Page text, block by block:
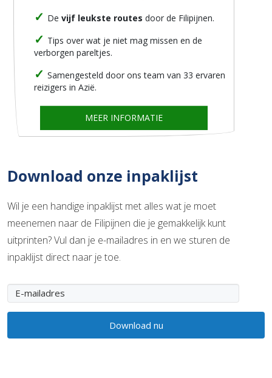
De vijf leukste routes door de Filipijnen.
Tips over wat je niet mag missen en de
verborgen pareltjes.
Samengesteld door ons team van 33 ervaren
reizigers in Azië.
MEER INFORMATIE
Download onze inpaklijst
Wil je een handige inpaklijst met alles wat je moet
meenemen naar de Filipijnen die je gemakkelijk kunt
uitprinten? Vul dan je e-mailadres in en we sturen de
inpaklijst direct naar je toe.
Download nu